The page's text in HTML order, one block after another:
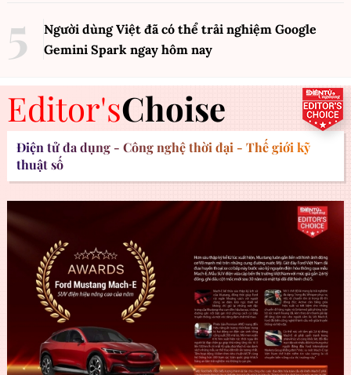
Người dùng Việt đã có thể trải nghiệm Google
Gemini Spark ngay hôm nay
Editor'sChoise
Điện tử đa dụng - Công nghệ thời đại - Thế giới kỹ
thuật số